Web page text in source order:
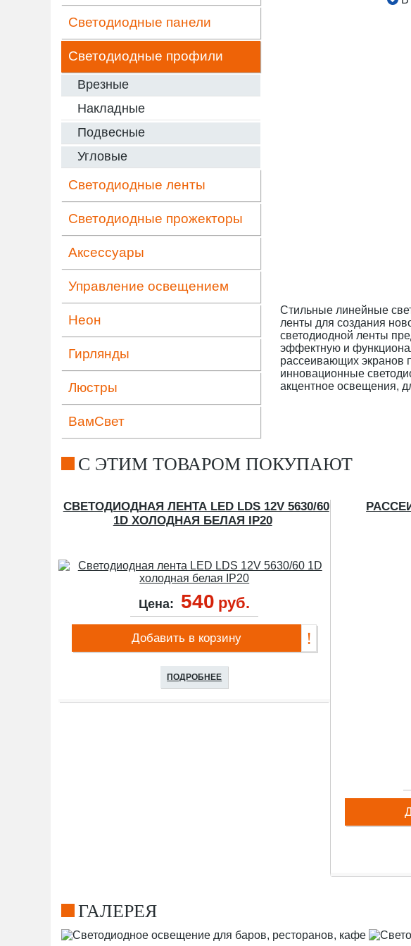
Светодиодные панели
Светодиодные профили
Врезные
Накладные
Подвесные
Угловые
Светодиодные ленты
Светодиодные прожекторы
Аксессуары
Управление освещением
Неон
Гирлянды
Люстры
ВамСвет
Стильные линейные
ленты для создания
светодиодной ленты
эффектную и
рассеивающих экранов
инновационные
акцентное освещения,
C ЭТИМ ТОВАРОМ ПОКУПАЮТ
СВЕТОДИОДНАЯ ЛЕНТА LED LDS 12V 5630/60
1D ХОЛОДНАЯ БЕЛАЯ IP20
Цена: 540 руб.
Добавить в корзину
ПОДРОБНЕЕ
ГАЛЕРЕЯ